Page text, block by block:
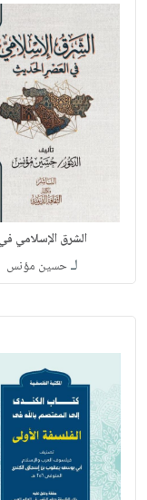
الشرق الإسلامي في
لـحسين مؤنس